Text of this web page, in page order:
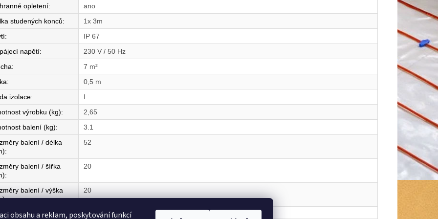
obsahu a reklam, poskytování funkcí
opletení:
ano
studených konců:
1x 3m
:
IP 67
napětí:
230 V / 50 Hz
:
7 m²
:
0,5 m
izolace:
I.
výrobku (kg):
2,65
balení (kg):
3.1
balení / délka
:
52
balení / šířka
:
20
balení / výška
:
20
původu: CZ